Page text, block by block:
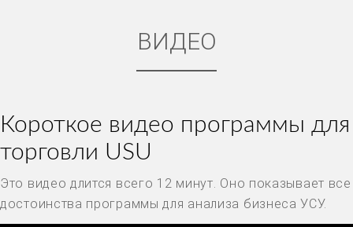
ВИДЕО
Короткое видео программы для
торговли USU
Это видео длится всего 12 минут. Оно показывает все
достоинства программы для анализа бизнеса УСУ.